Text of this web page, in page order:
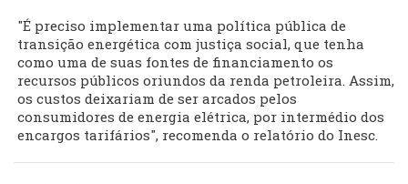
"É preciso implementar uma política pública de
transição energética com justiça social, que tenha
como uma de suas fontes de financiamento os
recursos públicos oriundos da renda petroleira. Assim,
os custos deixariam de ser arcados pelos
consumidores de energia elétrica, por intermédio dos
encargos tarifários", recomenda o relatório do Inesc.